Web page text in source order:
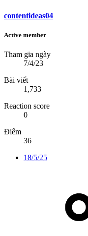
contentideas04
Active member
Tham gia ngày
7/4/23
Bài viết
1,733
Reaction score
0
Điểm
36
18/5/25